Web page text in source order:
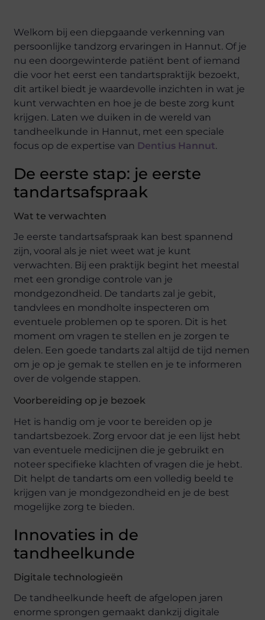
Welkom bij een diepgaande verkenning van
persoonlijke tandzorg ervaringen in Hannut. Of je
nu een doorgewinterde patiënt bent of iemand
die voor het eerst een tandartspraktijk bezoekt,
dit artikel biedt je waardevolle inzichten in wat je
kunt verwachten en hoe je de beste zorg kunt
krijgen. Laten we duiken in de wereld van
tandheelkunde in Hannut, met een speciale
focus op de expertise van Dentius Hannut.
De eerste stap: je eerste
tandartsafspraak
Wat te verwachten
Je eerste tandartsafspraak kan best spannend
zijn, vooral als je niet weet wat je kunt
verwachten. Bij een praktijk begint het meestal
met een grondige controle van je
mondgezondheid. De tandarts zal je gebit,
tandvlees en mondholte inspecteren om
eventuele problemen op te sporen. Dit is het
moment om vragen te stellen en je zorgen te
delen. Een goede tandarts zal altijd de tijd nemen
om je op je gemak te stellen en je te informeren
over de volgende stappen.
Voorbereiding op je bezoek
Het is handig om je voor te bereiden op je
tandartsbezoek. Zorg ervoor dat je een lijst hebt
van eventuele medicijnen die je gebruikt en
noteer specifieke klachten of vragen die je hebt.
Dit helpt de tandarts om een volledig beeld te
krijgen van je mondgezondheid en je de best
mogelijke zorg te bieden.
Innovaties in de
tandheelkunde
Digitale technologieën
De tandheelkunde heeft de afgelopen jaren
enorme sprongen gemaakt dankzij digitale